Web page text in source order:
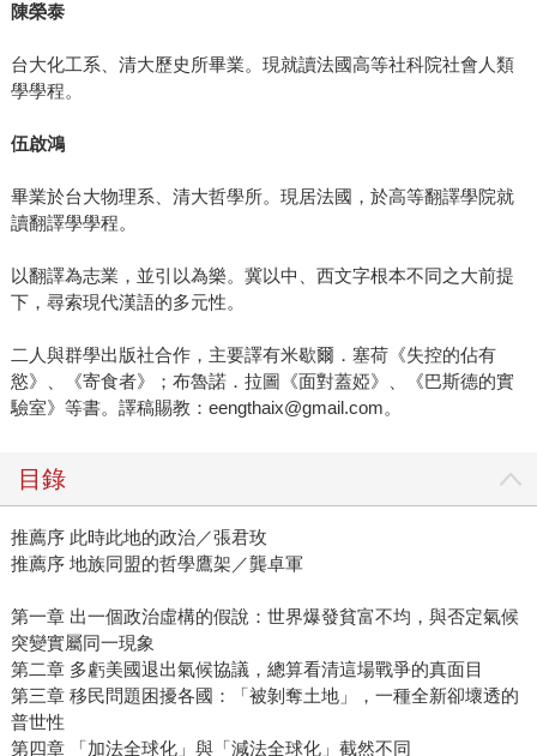
陳榮泰
台大化工系、清大歷史所畢業。現就讀法國高等社科院社會人類
學學程。
伍啟鴻
畢業於台大物理系、清大哲學所。現居法國，於高等翻譯學院就
讀翻譯學學程。
以翻譯為志業，並引以為樂。冀以中、西文字根本不同之大前提
下，尋索現代漢語的多元性。
二人與群學出版社合作，主要譯有米歇爾．塞荷《失控的佔有
慾》、《寄食者》；布魯諾．拉圖《面對蓋婭》、《巴斯德的實
驗室》等書。譯稿賜教：eengthaix@gmail.com。
目錄
推薦序 此時此地的政治／張君玫
推薦序 地族同盟的哲學鷹架／龔卓軍
第一章 出一個政治虛構的假說：世界爆發貧富不均，與否定氣候
突變實屬同一現象
第二章 多虧美國退出氣候協議，總算看清這場戰爭的真面目
第三章 移民問題困擾各國：「被剝奪土地」，一種全新卻壞透的
普世性
第四章 「加法全球化」與「減法全球化」截然不同